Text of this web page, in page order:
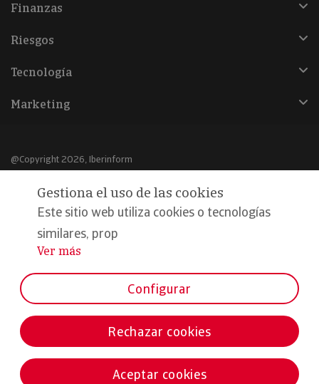
Finanzas
Riesgos
Tecnología
Marketing
@Copyright 2026, Iberinform
Aviso legal
Política de cookies
Declaración de privacidad
Formamos parte de:
Gestiona el uso de las cookies
Este sitio web utiliza cookies o tecnologías
similares, prop
...
Ver más
Configurar
Rechazar cookies
Aceptar cookies